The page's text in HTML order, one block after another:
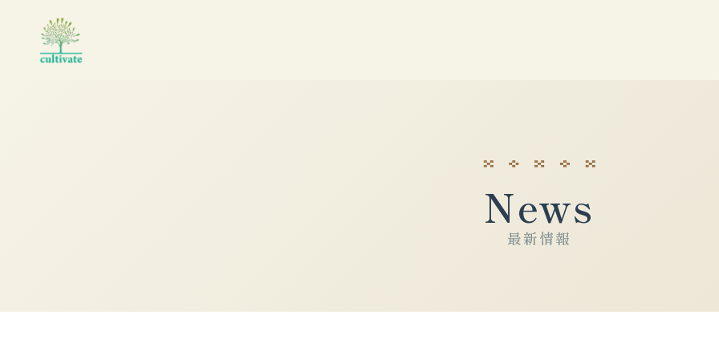
News
最新情報